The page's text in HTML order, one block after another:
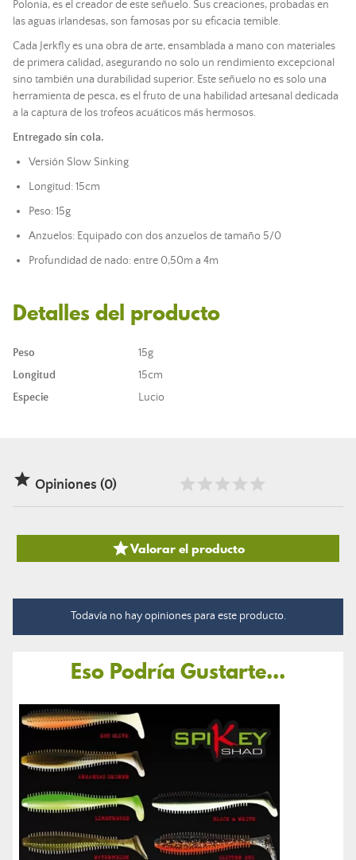
Polonia, es el creador de este señuelo. Sus creaciones, probadas en
las aguas irlandesas, son famosas por su eficacia temible.
Cada Jerkfly es una obra de arte, ensamblada a mano con materiales
de primera calidad, asegurando no solo un rendimiento excepcional
sino también una durabilidad superior. Este señuelo no es solo una
herramienta de pesca, es el fruto de una habilidad artesanal dedicada
a la captura de los trofeos acuáticos más hermosos.
Entregado sin cola.
Versión Slow Sinking
Longitud: 15cm
Peso: 15g
Anzuelos: Equipado con dos anzuelos de tamaño 5/0
Profundidad de nado: entre 0,50m a 4m
Detalles del producto
Peso
15g
Longitud
15cm
Especie
Lucio
 Opiniones (0)
Valorar el producto
Todavía no hay opiniones para este producto.
Eso Podría Gustarte...